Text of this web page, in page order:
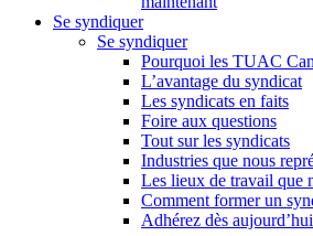
Se syndiquer
Se syndiquer
Pourquoi les TUAC
L’avantage du syndicat
Les syndicats en faits
Foire aux questions
Tout sur les syndicats
Industries que nous
Les lieux de travail que
Comment former un
Adhérez dès aujourd’hui